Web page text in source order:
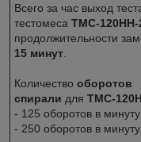
Всего за час выход
тестомеса ТМС-120НН-
продолжительности
15 минут
Количество оборотов
спирали для ТМС-
- 125 оборотов в
- 250 оборотов в минуту